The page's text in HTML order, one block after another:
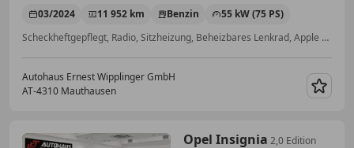
03/2024 11 952 km Benzin
55 kW (75 PS)
Scheckheftgepflegt, Radio, Sitzheizung, Beheizbares Lenkrad, Apple CarPlay, Einparkhilfe Rückfahrkamera, USB, Abstandstempomat
Autohaus Ernest Wipplinger GmbH
AT-4310 Mauthausen
Opel Insignia 2,0 Edition